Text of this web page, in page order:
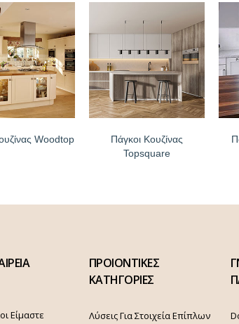
Woodtop
Πάγκοι Κουζίνας
Topsquare
Είμαστε
ΠΡΟΙΟΝΤΙΚΕΣ
ΚΑΤΗΓΟΡΙΕΣ
Λύσεις Για Στοιχεία Επίπλων